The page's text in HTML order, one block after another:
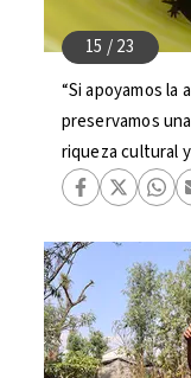
“Si apoyamos la
preservamos
riqueza cultural